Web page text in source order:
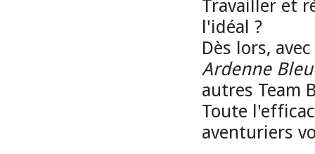
Travailler et
l'idéal ?
Dès lors,
Ardenne
autres Team
Toute
aventuriers